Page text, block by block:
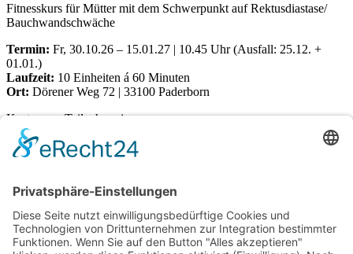
Fitnesskurs für Mütter mit dem Schwerpunkt auf Rektusdiastase/
Bauchwandschwäche
Termin: Fr, 30.10.26 – 15.01.27 | 10.45 Uhr (Ausfall: 25.12. +
01.01.)
Laufzeit: 10 Einheiten á 60 Minuten
Ort: Dörener Weg 72 | 33100 Paderborn
Kosten pro Teilnehmerin:
155,00
12 vorrätig
MamaWorkout
Ganzkörperkräftigung
Kurs buchen